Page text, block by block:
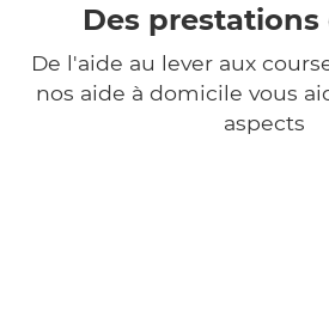
Des prestations
De l'aide au lever aux
nos aide à domicile vous
aspects